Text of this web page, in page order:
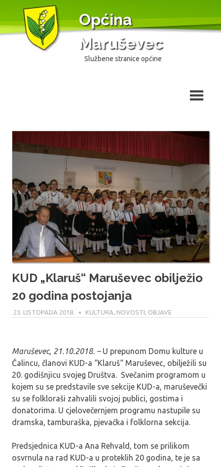
content
Općina
Maruševec
Službene stranice općine
KUD „Klaruš“ Maruševec obilježio
20 godina postojanja
23. LISTOPADA 2018. MARIO
KULTURA, NOVOSTI, OBJAVE
Maruševec, 21.10.2018. –U prepunom Domu kulture u
Čalincu, članovi KUD-a “Klaruš“ Maruševec, obilježili su
20. godišnjicu svojeg Društva. Svečanim programom u
kojem su se predstavile sve sekcije KUD-a, maruševečki
su se folkloraši zahvalili svojoj publici, gostima i
donatorima. U cjelovečernjem programu nastupile su
dramska, tamburaška, pjevačka i folklorna sekcija.
Predsjednica KUD-a Ana Rehvald, tom se prilikom
osvrnula na rad KUD-a u proteklih 20 godina, te je sa